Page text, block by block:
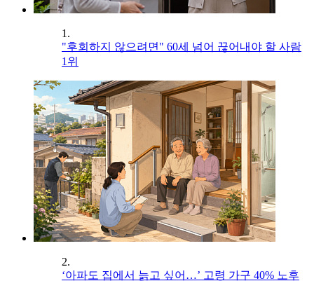
1.
"후회하지 않으려면" 60세 넘어 끊어내야 할 사람
1위
2.
‘아파도 집에서 늙고 싶어…’ 고령 가구 40% 노후